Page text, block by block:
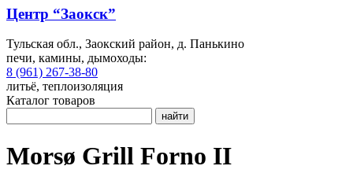
Центр “Заокск”
Тульская обл., Заокский район, д. Панькино
печи, камины, дымоходы:
8 (961) 267-38-80
литьё, теплоизоляция
Каталог товаров
найти
Morsø Grill Forno II